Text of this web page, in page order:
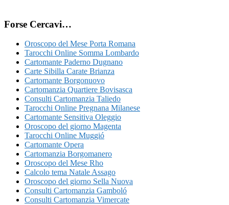
Forse Cercavi…
Oroscopo del Mese Porta Romana
Tarocchi Online Somma Lombardo
Cartomante Paderno Dugnano
Carte Sibilla Carate Brianza
Cartomante Borgonuovo
Cartomanzia Quartiere Bovisasca
Consulti Cartomanzia Taliedo
Tarocchi Online Pregnana Milanese
Cartomante Sensitiva Oleggio
Oroscopo del giorno Magenta
Tarocchi Online Muggió
Cartomante Opera
Cartomanzia Borgomanero
Oroscopo del Mese Rho
Calcolo tema Natale Assago
Oroscopo del giorno Sella Nuova
Consulti Cartomanzia Gamboló
Consulti Cartomanzia Vimercate